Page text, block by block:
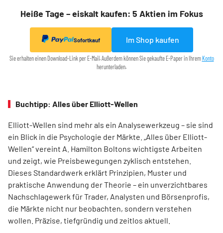
Heiße Tage – eiskalt kaufen: 5 Aktien im Fokus
Sofortkauf Im Shop kaufen
Sie erhalten einen Download-Link per E-Mail. Außerdem können Sie gekaufte E-Paper in Ihrem Konto
herunterladen.
Buchtipp: Alles über Elliott-Wellen
Elliott-Wellen sind mehr als ein Analysewerkzeug – sie sind
ein Blick in die Psychologie der Märkte. „Alles über Elliott-
Wellen“ vereint A. Hamilton Boltons wichtigste Arbeiten
und zeigt, wie Preisbewegungen zyklisch entstehen.
Dieses Standardwerk erklärt Prinzipien, Muster und
praktische Anwendung der Theorie – ein unverzichtbares
Nachschlagewerk für Trader, Analysten und Börsenprofis,
die Märkte nicht nur beobachten, sondern verstehen
wollen. Präzise, tiefgründig und zeitlos aktuell.